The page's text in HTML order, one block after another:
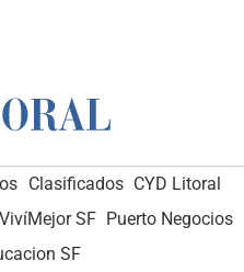
Clasificados CYD Litoral
VivíMejor SF Puerto Negocios
SF